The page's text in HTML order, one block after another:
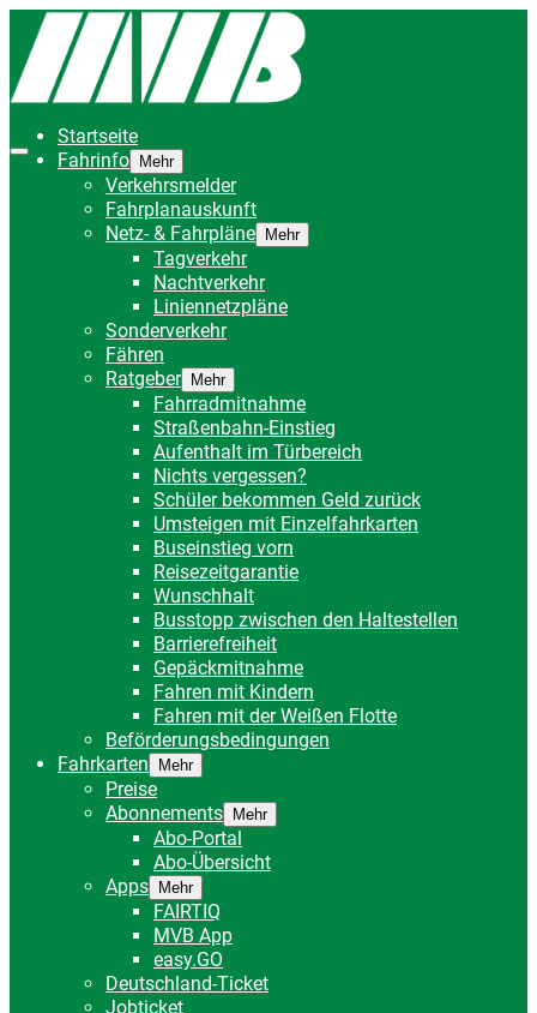
Startseite
Fahrinfo
Mehr
Verkehrsmelder
Fahrplanauskunft
Netz- & Fahrpläne
Mehr
Tagverkehr
Nachtverkehr
Liniennetzpläne
Sonderverkehr
Fähren
Ratgeber
Mehr
Fahrradmitnahme
Straßenbahn-Einstieg
Aufenthalt im Türbereich
Nichts vergessen?
Schüler bekommen Geld zurück
Umsteigen mit Einzelfahrkarten
Buseinstieg vorn
Reisezeitgarantie
Wunschhalt
Busstopp zwischen den Haltestellen
Barrierefreiheit
Gepäckmitnahme
Fahren mit Kindern
Fahren mit der Weißen Flotte
Beförderungsbedingungen
Fahrkarten
Mehr
Preise
Abonnements
Mehr
Abo-Portal
Abo-Übersicht
Apps
Mehr
FAIRTIQ
MVB App
easy.GO
Deutschland-Ticket
Jobticket